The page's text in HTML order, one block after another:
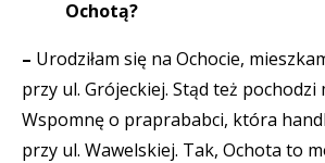
Ochotą?
– Urodziłam się na Ochocie,
przy ul. Grójeckiej. Stąd też pochodzi
Wspomnę o praprababci, która
przy ul. Wawelskiej. Tak, Ochota to